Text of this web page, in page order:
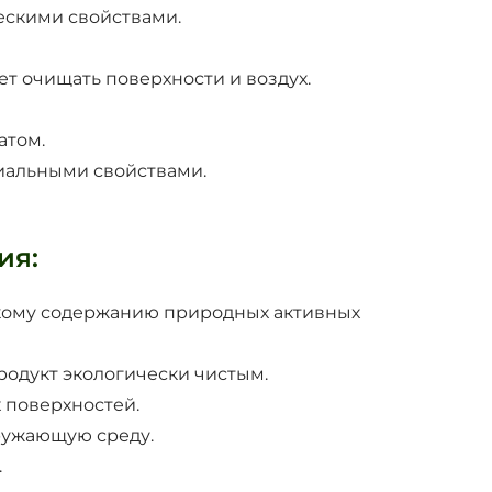
свойствами.
очищать поверхности и воздух.
свойствами.
содержанию природных активных
экологически чистым.
среду.